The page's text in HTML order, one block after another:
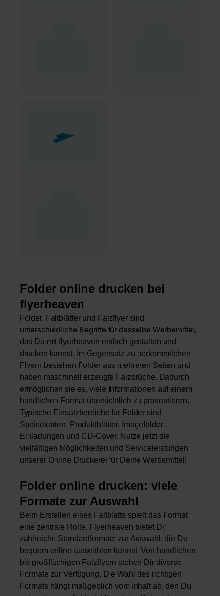
Folder online drucken bei
flyerheaven
Folder, Faltblätter und Falzflyer sind
unterschiedliche Begriffe für dasselbe Werbemittel,
das Du mit flyerheaven einfach gestalten und
drucken kannst. Im Gegensatz zu herkömmlichen
Flyern bestehen Folder aus mehreren Seiten und
haben maschinell erzeugte Falzbrüche. Dadurch
ermöglichen sie es, viele Informationen auf einem
handlichen Format übersichtlich zu präsentieren.
Typische Einsatzbereiche für Folder sind
Speisekarten, Produktblätter, Imagefolder,
Einladungen und CD-Cover. Nutze jetzt die
vielfältigen Möglichkeiten und Serviceleistungen
unserer Online Druckerei für Deine Werbemittel!
Folder online drucken: viele
Formate zur Auswahl
Beim Erstellen eines Faltblatts spielt das Format
eine zentrale Rolle. Flyerheaven bietet Dir
zahlreiche Standardformate zur Auswahl, die Du
bequem online auswählen kannst. Von handlichen
bis großflächigen Falzflyern stehen Dir diverse
Formate zur Verfügung. Die Wahl des richtigen
Formats hängt maßgeblich vom Inhalt ab, den Du